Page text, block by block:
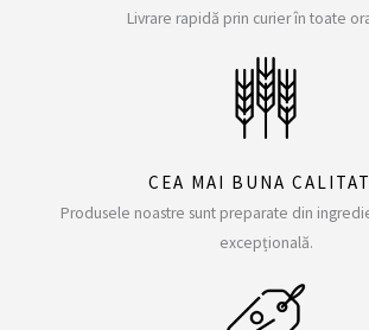
Livrare rapidă prin curier în toate
CEA MAI BUNA
Produsele noastre sunt preparate din
excepțională.